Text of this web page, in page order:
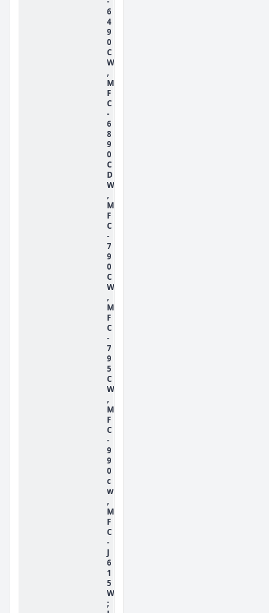
6
4
9
0
C
W
,
M
F
C
-
6
8
9
0
C
D
W
,
M
F
C
-
7
9
0
C
W
,
M
F
C
-
7
9
5
C
W
,
M
F
C
-
9
9
0
c
w
,
M
F
C
-
J
6
1
5
W
;